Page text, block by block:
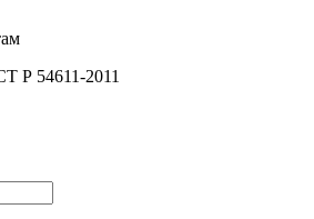
Р 54611-2011